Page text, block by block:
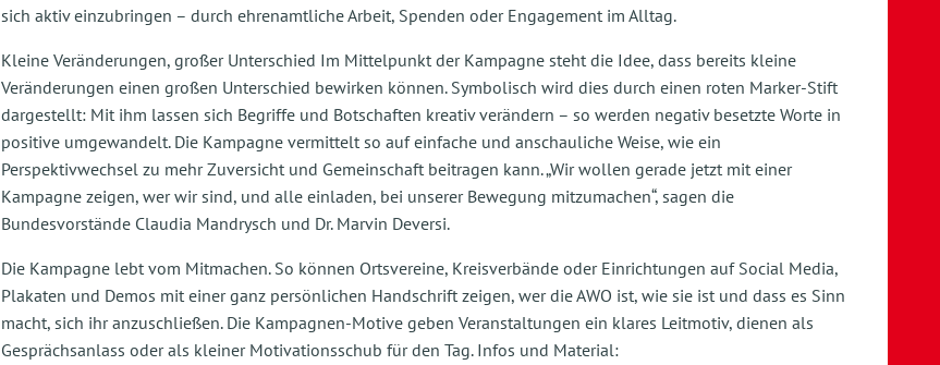
sich aktiv einzubringen – durch ehrenamtliche Arbeit, Spenden oder Engagement im Alltag.
Kleine Veränderungen, großer Unterschied Im Mittelpunkt der Kampagne steht die Idee, dass bereits kleine
Veränderungen einen großen Unterschied bewirken können. Symbolisch wird dies durch einen roten Marker-Stift
dargestellt: Mit ihm lassen sich Begriffe und Botschaften kreativ verändern – so werden negativ besetzte Worte in
positive umgewandelt. Die Kampagne vermittelt so auf einfache und anschauliche Weise, wie ein
Perspektivwechsel zu mehr Zuversicht und Gemeinschaft beitragen kann. „Wir wollen gerade jetzt mit einer
Kampagne zeigen, wer wir sind, und alle einladen, bei unserer Bewegung mitzumachen“, sagen die
Bundesvorstände Claudia Mandrysch und Dr. Marvin Deversi.
Die Kampagne lebt vom Mitmachen. So können Ortsvereine, Kreisverbände oder Einrichtungen auf Social Media,
Plakaten und Demos mit einer ganz persönlichen Handschrift zeigen, wer die AWO ist, wie sie ist und dass es Sinn
macht, sich ihr anzuschließen. Die Kampagnen-Motive geben Veranstaltungen ein klares Leitmotiv, dienen als
Gesprächsanlass oder als kleiner Motivationsschub für den Tag. Infos und Material: